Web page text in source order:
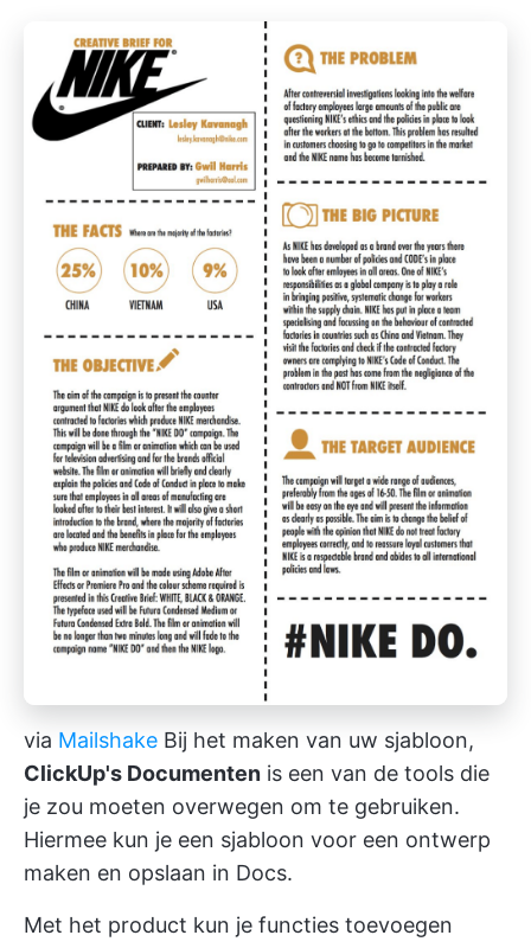
via Mailshake Bij het maken van uw sjabloon,
ClickUp's Documenten is een van de tools die
je zou moeten overwegen om te gebruiken.
Hiermee kun je een sjabloon voor een ontwerp
maken en opslaan in Docs.
Met het product kun je functies toevoegen